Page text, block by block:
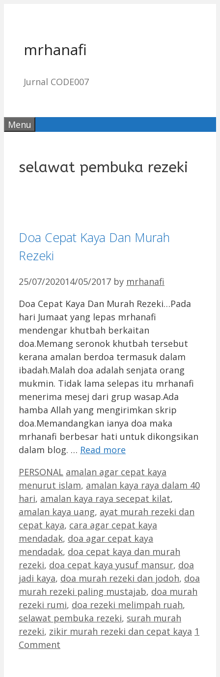
mrhanafi
Jurnal CODE007
Menu
selawat pembuka rezeki
Doa Cepat Kaya Dan Murah
Rezeki
25/07/202014/05/2017 by mrhanafi
Doa Cepat Kaya Dan Murah Rezeki…Pada
hari Jumaat yang lepas mrhanafi
mendengar khutbah berkaitan
doa.Memang seronok khutbah tersebut
kerana amalan berdoa termasuk dalam
ibadah.Malah doa adalah senjata orang
mukmin. Tidak lama selepas itu mrhanafi
menerima mesej dari grup wasap.Ada
hamba Allah yang mengirimkan skrip
doa.Memandangkan ianya doa maka
mrhanafi berbesar hati untuk dikongsikan
dalam blog. … Read more
Categories
PERSONAL Tags
amalan agar cepat kaya
menurut islam, amalan kaya raya dalam 40
hari, amalan kaya raya secepat kilat,
amalan kaya uang, ayat murah rezeki dan
cepat kaya, cara agar cepat kaya
mendadak, doa agar cepat kaya
mendadak, doa cepat kaya dan murah
rezeki, doa cepat kaya yusuf mansur, doa
jadi kaya, doa murah rezeki dan jodoh, doa
murah rezeki paling mustajab, doa murah
rezeki rumi, doa rezeki melimpah ruah,
selawat pembuka rezeki, surah murah
rezeki, zikir murah rezeki dan cepat kaya 1
Comment